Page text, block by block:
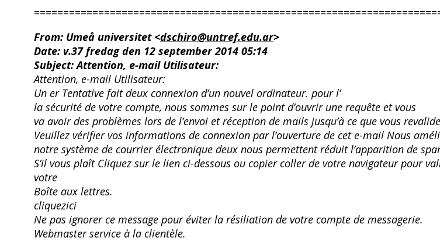
From: Umeå universitet <dschiro@untref.edu.ar>
Date: v.37 fredag den 12 september 2014 05:14
Subject: Attention, e-mail Utilisateur:
Attention, e-mail Utilisateur:
Un er Tentative fait deux connexion d’un nouvel ordinateur. pour l’
la sécurité de votre compte, nous sommes sur le point d’ouvrir une requête et vous
va avoir des problèmes lors de l’envoi et réception de mails jusqu’à ce que vous
Veuillez vérifier vos informations de connexion par l’ouverture de cet e-mail Nous
notre système de courrier électronique deux nous permettent réduit l’apparition de
S’il vous plaît Cliquez sur le lien ci-dessous ou copier coller de votre navigateur pour
votre
Boîte aux lettres.
cliquezici
Ne pas ignorer ce message pour éviter la résiliation de votre compte de messagerie.
Webmaster service à la clientèle.